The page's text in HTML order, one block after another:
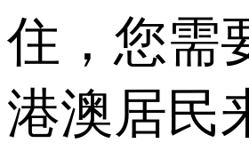
住，您需
港澳居民